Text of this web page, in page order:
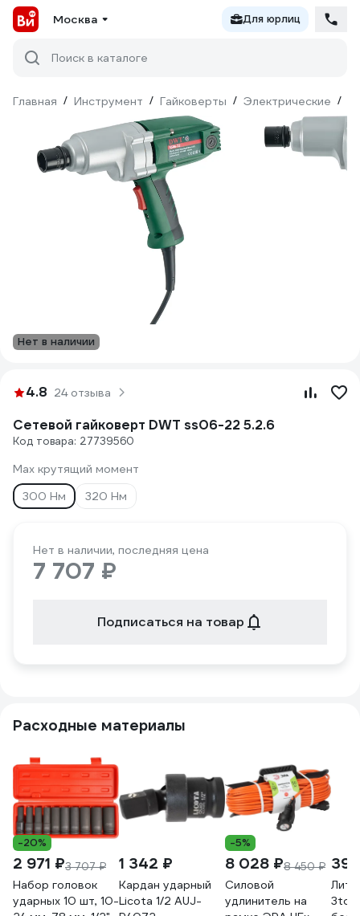
Москва Для юрлиц
Поиск в каталоге
Главная / Инструмент / Гайковерты / Электрические /
Нет в наличии
4.8 24 отзыва
Сетевой гайковерт DWT ss06-22 5.2.6
Код товара: 27739560
Max крутящий момент
300 Нм
320 Нм
Нет в наличии, последняя цена
7 707 ₽
Подписаться на товар
Расходные материалы
-20%
2 971 ₽3 707 ₽
Набор головок
ударных 10 шт, 10-
1 342 ₽
Кардан ударный
Licota 1/2 AUJ-
-5%
8 028 ₽8 450 ₽
Силовой
удлинитель на